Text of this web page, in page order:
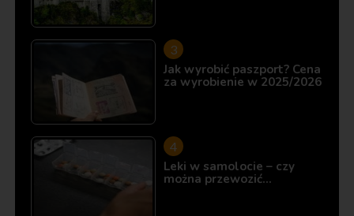
Jak wyrobić paszport? Cena
za wyrobienie w 2025/2026
Leki w samolocie – czy
można przewozić…